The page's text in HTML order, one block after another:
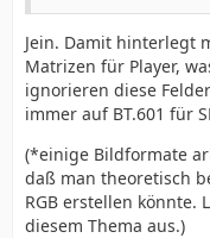
Jein. Damit hinterlegt
Matrizen für Player,
ignorieren diese
immer auf BT.601 für
(*einige Bildformate
daß man theoretisch
RGB erstellen könnte.
diesem Thema aus.)